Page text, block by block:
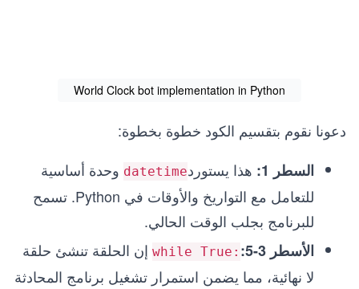
# print the name of the city and the its
World Clock bot implementation in Python
دعونا نقوم بتقسيم الكود خطوة بخطوة:
السطر 1:
هذا يستوردdatetime وحدة أساسية
للتعامل مع التواريخ والأوقات في Python. تسمح
للبرنامج بجلب الوقت الحالي.
الأسطر 3-5:
while True: إن الحلقة تنشئ حلقة
لا نهائية، مما يضمن استمرار تشغيل برنامج المحادثة